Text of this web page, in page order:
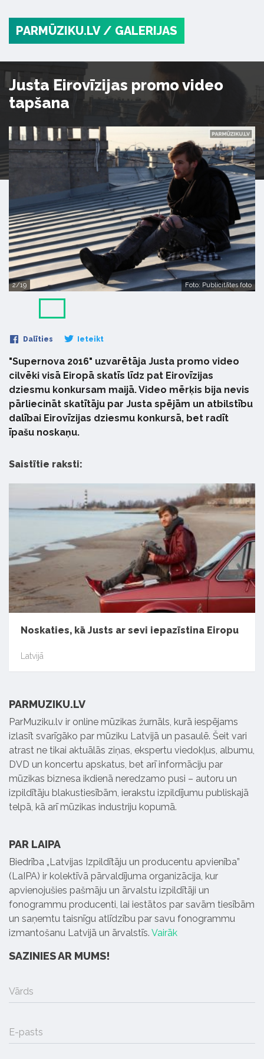
PARMŪZIKU.LV / GALERIJAS
Justa Eirovīzijas promo video
tapšana
2/19 Foto: Publicitātes foto
Dalīties Ieteikt
"Supernova 2016" uzvarētāja Justa promo video
cilvēki visā Eiropā skatīs līdz pat Eirovīzijas
dziesmu konkursam maijā. Video mērķis bija nevis
pārliecināt skatītāju par Justa spējām un atbilstību
dalībai Eirovīzijas dziesmu konkursā, bet radīt
īpašu noskaņu.
Saistītie raksti:
Noskaties, kā Justs ar sevi iepazīstina Eiropu
Latvijā
PARMUZIKU.LV
ParMuziku.lv ir online mūzikas žurnāls, kurā iespējams
izlasīt svarīgāko par mūziku Latvijā un pasaulē. Šeit vari
atrast ne tikai aktuālās ziņas, ekspertu viedokļus, albumu,
DVD un koncertu apskatus, bet arī informāciju par
mūzikas biznesa ikdienā neredzamo pusi – autoru un
izpildītāju blakustiesībām, ierakstu izpildījumu publiskajā
telpā, kā arī mūzikas industriju kopumā.
PAR LAIPA
Biedrība „Latvijas Izpildītāju un producentu apvienība”
(LaIPA) ir kolektīvā pārvaldījuma organizācija, kur
apvienojušies pašmāju un ārvalstu izpildītāji un
fonogrammu producenti, lai iestātos par savām tiesībām
un saņemtu taisnīgu atlīdzību par savu fonogrammu
izmantošanu Latvijā un ārvalstīs. Vairāk
SAZINIES AR MUMS!
Vārds
E-pasts